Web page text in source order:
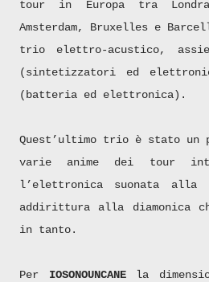
tour in Europa tra
Amsterdam, Bruxelles e
trio elettro-acustico,
(sintetizzatori ed
(batteria ed elettronica).
Quest’ultimo trio è stato un
varie anime dei tour
l’elettronica suonata alla
addirittura alla diamonica
in tanto.
Per IOSONOUNCANEla